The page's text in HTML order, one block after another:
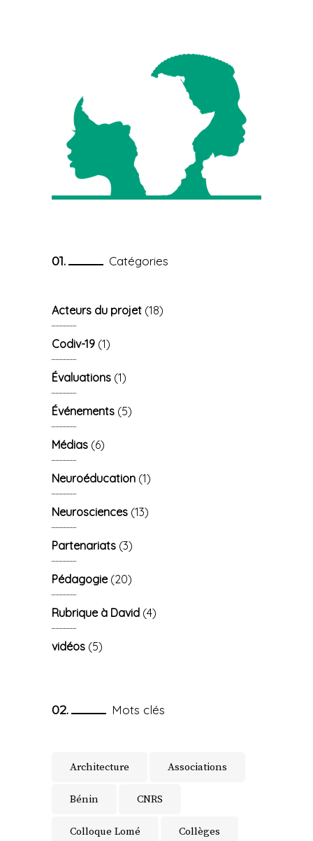
Catégories
Acteurs du projet (18)
Codiv-19 (1)
Évaluations (1)
Événements (5)
Médias (6)
Neuroéducation (1)
Neurosciences (13)
Partenariats (3)
Pédagogie(20)
Rubrique à David (4)
vidéos (5)
Mots clés
Architecture Associations
Bénin CNRS
Colloque Lomé Collèges